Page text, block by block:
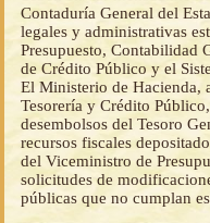
Contaduría General del
legales y administrativas
Presupuesto, Contabilidad
de Crédito Público y el
El Ministerio de Hacienda,
Tesorería y Crédito
desembolsos del Tesoro
recursos fiscales
del Viceministro de
solicitudes de
públicas que no cumplan